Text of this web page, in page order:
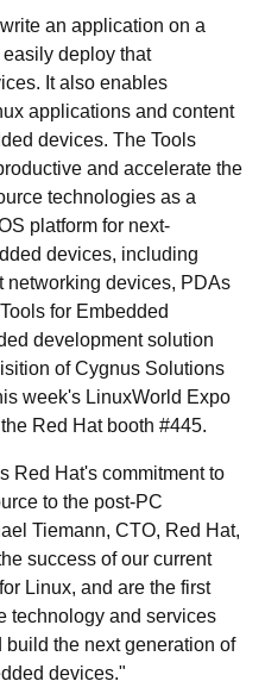
an application on a
deploy that
It also enables
applications and content
devices. The Tools
and accelerate the
technologies as a
platform for next-
devices, including
networking devices, PDAs
for Embedded
development solution
of Cygnus Solutions
week's LinuxWorld Expo
Red Hat booth #445.
Red Hat's commitment to
to the post-PC
Tiemann, CTO, Red Hat,
success of our current
Linux, and are the first
technology and services
the next generation of
devices."